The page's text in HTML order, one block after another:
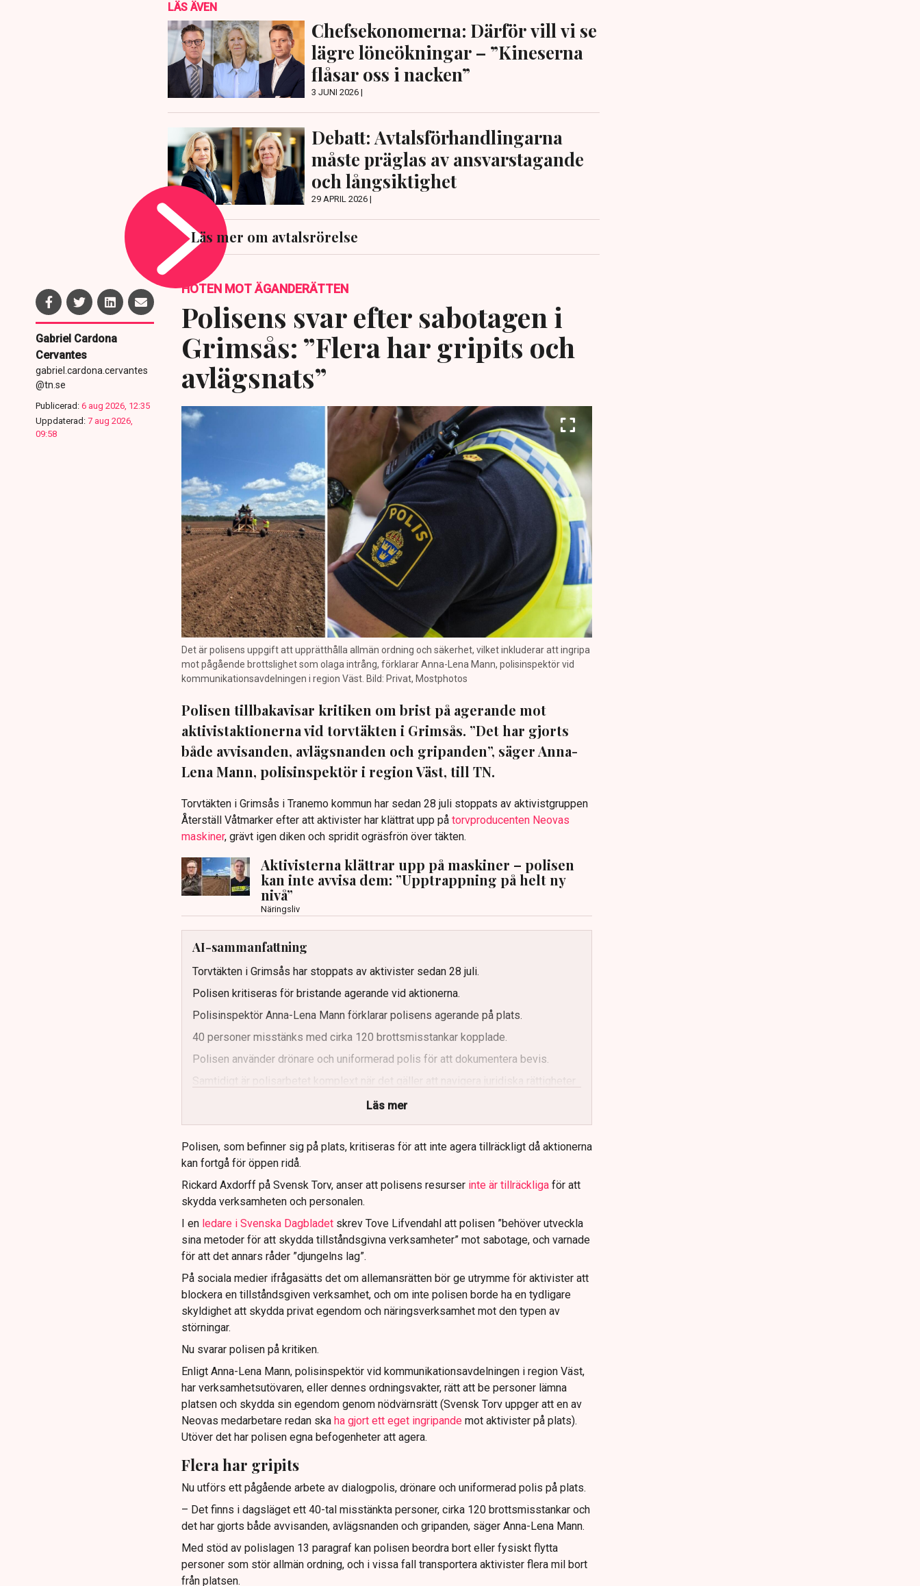
LÄS ÄVEN
Chefsekonomerna: Därför vill vi se
lägre löneökningar – ”Kineserna
flåsar oss i nacken”
3 JUNI 2026 |
Debatt: Avtalsförhandlingarna
måste präglas av ansvarstagande
och långsiktighet
29 APRIL 2026 |
Läs mer om avtalsrörelse
Gabriel Cardona
Cervantes
gabriel.cardona.cervantes
@tn.se
Publicerad: 6 aug 2026, 12:35
Uppdaterad: 7 aug 2026,
09:58
HOTEN MOT ÄGANDERÄTTEN
Polisens svar efter sabotagen i
Grimsås: ”Flera har gripits och
avlägsnats”
Det är polisens uppgift att upprätthålla allmän ordning och säkerhet, vilket inkluderar att ingripa
mot pågående brottslighet som olaga intrång, förklarar Anna-Lena Mann, polisinspektör vid
kommunikationsavdelningen i region Väst. Bild: Privat, Mostphotos
Polisen tillbakavisar kritiken om brist på agerande mot
aktivistaktionerna vid torvtäkten i Grimsås. ”Det har gjorts
både avvisanden, avlägsnanden och gripanden”, säger Anna-
Lena Mann, polisinspektör i region Väst, till TN.
Torvtäkten i Grimsås i Tranemo kommun har sedan 28 juli stoppats av aktivistgruppen
Återställ Våtmarker efter att aktivister har klättrat upp påtorvproducenten Neovas
maskiner, grävt igen diken och spridit ogräsfrön över täkten.
Aktivisterna klättrar upp på maskiner – polisen
kan inte avvisa dem: ”Upptrappning på helt ny
nivå”
Näringsliv
AI-sammanfattning
Torvtäkten i Grimsås har stoppats av aktivister sedan 28 juli.
Polisen kritiseras för bristande agerande vid aktionerna.
Polisinspektör Anna-Lena Mann förklarar polisens agerande på plats.
40 personer misstänks med cirka 120 brottsmisstankar kopplade.
Polisen använder drönare och uniformerad polis för att dokumentera bevis.
Samtidigt är polisarbetet komplext när det gäller att navigera juridiska rättigheter
Läs mer
Polisen, som befinner sig på plats, kritiseras för att inte agera tillräckligt då aktionerna
kan fortgå för öppen ridå.
Rickard Axdorff på Svensk Torv, anser att polisens resurser inte är tillräckliga för att
skydda verksamheten och personalen.
I en ledare i Svenska Dagbladet skrev Tove Lifvendahl att polisen ”behöver utveckla
sina metoder för att skydda tillståndsgivna verksamheter” mot sabotage, och varnade
för att det annars råder ”djungelns lag”.
På sociala medier ifrågasätts det om allemansrätten bör ge utrymme för aktivister att
blockera en tillståndsgiven verksamhet, och om inte polisen borde ha en tydligare
skyldighet att skydda privat egendom och näringsverksamhet mot den typen av
störningar.
Nu svarar polisen på kritiken.
Enligt Anna-Lena Mann, polisinspektör vid kommunikationsavdelningen i region Väst,
har verksamhetsutövaren, eller dennes ordningsvakter, rätt att be personer lämna
platsen och skydda sin egendom genom nödvärnsrätt (Svensk Torv uppger att en av
Neovas medarbetare redan ska ha gjort ett eget ingripande mot aktivister på plats).
Utöver det har polisen egna befogenheter att agera.
Flera har gripits
Nu utförs ett pågående arbete av dialogpolis, drönare och uniformerad polis på plats.
– Det finns i dagsläget ett 40-tal misstänkta personer, cirka 120 brottsmisstankar och
det har gjorts både avvisanden, avlägsnanden och gripanden, säger Anna-Lena Mann.
Med stöd av polislagen 13 paragraf kan polisen beordra bort eller fysiskt flytta
personer som stör allmän ordning, och i vissa fall transportera aktivister flera mil bort
från platsen.